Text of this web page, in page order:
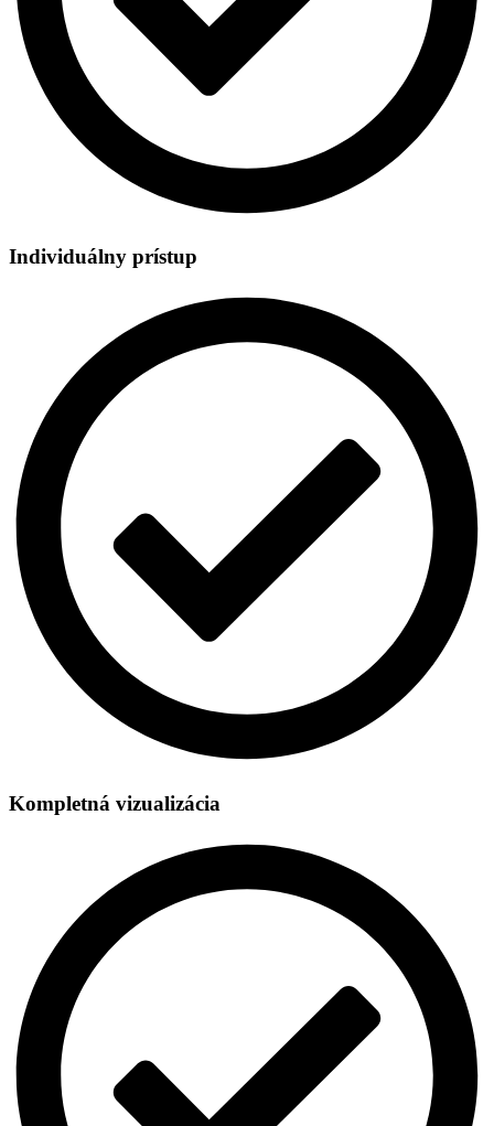
Individuálny prístup
Kompletná vizualizácia